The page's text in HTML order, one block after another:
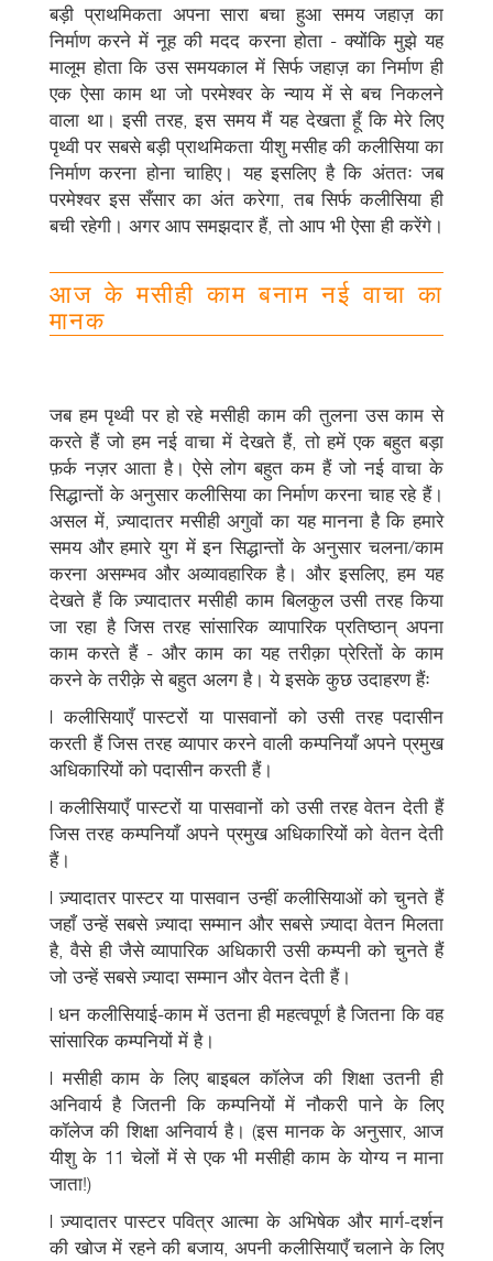
बड़ी प्राथमिकता अपना सारा बचा हुआ समय जहाज़ का
निर्माण करने में नूह की मदद करना होता - क्योंकि मुझे यह
मालूम होता कि उस समयकाल में सिर्फ जहाज़ का निर्माण ही
एक ऐसा काम था जो परमेश्वर के न्याय में से बच निकलने
वाला था। इसी तरह, इस समय मैं यह देखता हूँ कि मेरे लिए
पृथ्वी पर सबसे बड़ी प्राथमिकता यीशु मसीह की कलीसिया का
निर्माण करना होना चाहिए। यह इसलिए है कि अंततः जब
परमेश्वर इस सँसार का अंत करेगा, तब सिर्फ कलीसिया ही
बची रहेगी। अगर आप समझदार हैं, तो आप भी ऐसा ही करेंगे।
आज के मसीही काम बनाम नई वाचा का
मानक
जब हम पृथ्वी पर हो रहे मसीही काम की तुलना उस काम से
करते हैं जो हम नई वाचा में देखते हैं, तो हमें एक बहुत बड़ा
फ़र्क नज़र आता है। ऐसे लोग बहुत कम हैं जो नई वाचा के
सिद्धान्तों के अनुसार कलीसिया का निर्माण करना चाह रहे हैं।
असल में, ज़्यादातर मसीही अगुवों का यह मानना है कि हमारे
समय और हमारे युग में इन सिद्धान्तों के अनुसार चलना/काम
करना असम्भव और अव्यावहारिक है। और इसलिए, हम यह
देखते हैं कि ज़्यादातर मसीही काम बिलकुल उसी तरह किया
जा रहा है जिस तरह सांसारिक व्यापारिक प्रतिष्ठान् अपना
काम करते हैं - और काम का यह तरीक़ा प्रेरितों के काम
करने के तरीक़े से बहुत अलग है। ये इसके कुछ उदाहरण हैंः
l कलीसियाएँ पास्टरों या पासवानों को उसी तरह पदासीन
करती हैं जिस तरह व्यापार करने वाली कम्पनियाँ अपने प्रमुख
अधिकारियों को पदासीन करती हैं।
l कलीसियाएँ पास्टरों या पासवानों को उसी तरह वेतन देती हैं
जिस तरह कम्पनियाँ अपने प्रमुख अधिकारियों को वेतन देती
हैं।
l ज़्यादातर पास्टर या पासवान उन्हीं कलीसियाओं को चुनते हैं
जहाँ उन्हें सबसे ज़्यादा सम्मान और सबसे ज़्यादा वेतन मिलता
है, वैसे ही जैसे व्यापारिक अधिकारी उसी कम्पनी को चुनते हैं
जो उन्हें सबसे ज़्यादा सम्मान और वेतन देती हैं।
l धन कलीसियाई-काम में उतना ही महत्वपूर्ण है जितना कि वह
सांसारिक कम्पनियों में है।
l मसीही काम के लिए बाइबल कॉलेज की शिक्षा उतनी ही
अनिवार्य है जितनी कि कम्पनियों में नौकरी पाने के लिए
कॉलेज की शिक्षा अनिवार्य है। (इस मानक के अनुसार, आज
यीशु के 11 चेलों में से एक भी मसीही काम के योग्य न माना
जाता!)
l ज़्यादातर पास्टर पवित्र आत्मा के अभिषेक और मार्ग-दर्शन
की खोज में रहने की बजाय, अपनी कलीसियाएँ चलाने के लिए